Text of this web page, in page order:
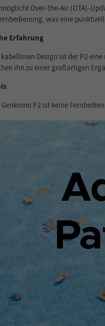
Over-the-Air (OTA)-
was eine
Erfahrung
Design ist der P2
ihn zu einer großartigen
P2 ist keine